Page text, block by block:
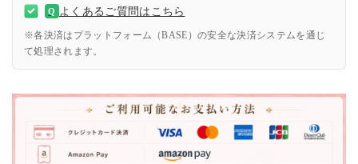
Q よくあるご質問はこちら
※各決済はプラットフォーム（BASE）の安全な決済システムを通じ
て処理されます。